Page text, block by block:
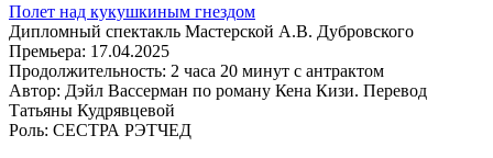
Полет над кукушкиным гнездом
Дипломный спектакль Мастерской А.В. Дубровского
Премьера: 17.04.2025
Продолжительность: 2 часа 20 минут с антрактом
Автор: Дэйл Вассерман по роману Кена Кизи. Перевод
Татьяны Кудрявцевой
Роль: СЕСТРА РЭТЧЕД